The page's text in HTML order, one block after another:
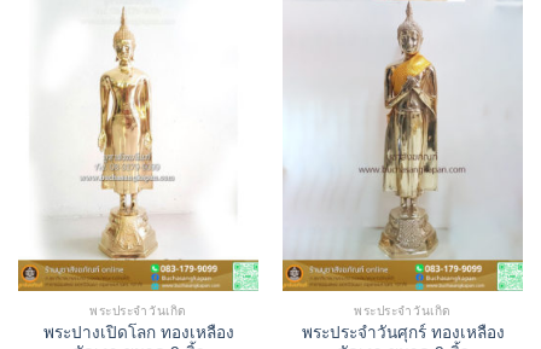
พระประจำวันเกิด
พระปางเปิดโลก ทองเหลือง
พระประจำวันเกิด
พระประจําวันศุกร์ ทองเหลือง